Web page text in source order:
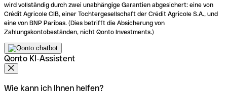
wird vollständig durch zwei unabhängige Garantien abgesichert: eine von
Crédit Agricole CIB, einer Tochtergesellschaft der Crédit Agricole S.A., und
eine von BNP Paribas. (Dies betrifft die Absicherung von
Zahlungskontobeständen, nicht Qonto Investments.)
Qonto KI-Assistent
Wie kann ich Ihnen helfen?